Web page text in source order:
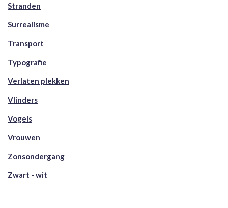
Stranden
Surrealisme
Transport
Typografie
Verlaten plekken
Vlinders
Vogels
Vrouwen
Zonsondergang
Zwart - wit